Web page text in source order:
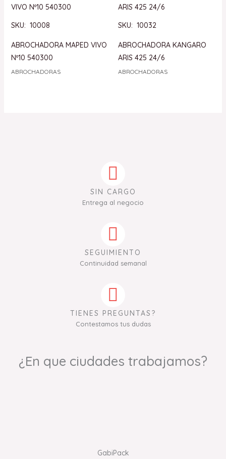
SKU: 10008
ABROCHADORA MAPED VIVO
Nº10 540300
ABROCHADORAS
SKU: 10032
ABROCHADORA KANGARO
ARIS 425 24/6
ABROCHADORAS
SIN CARGO
Entrega al negocio
SEGUIMIENTO
Continuidad semanal
TIENES PREGUNTAS?
Contestamos tus dudas
¿En que ciudades trabajamos?
GabiPack